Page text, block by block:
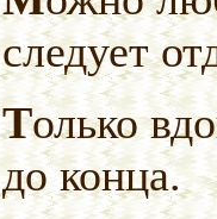
следует
Только вдова может понять тебя
до конца.